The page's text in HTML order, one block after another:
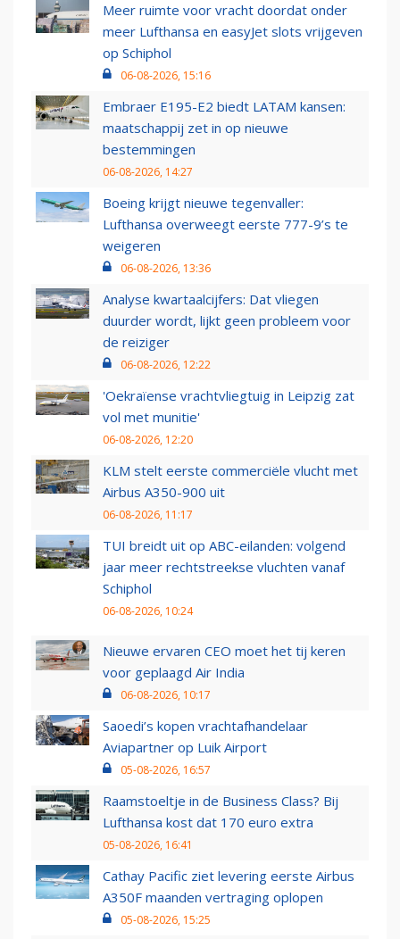
Meer ruimte voor vracht doordat onder
meer Lufthansa en easyJet slots vrijgeven
op Schiphol
06-08-2026, 15:16
Embraer E195-E2 biedt LATAM kansen:
maatschappij zet in op nieuwe
bestemmingen
06-08-2026, 14:27
Boeing krijgt nieuwe tegenvaller:
Lufthansa overweegt eerste 777-9’s te
weigeren
06-08-2026, 13:36
Analyse kwartaalcijfers: Dat vliegen
duurder wordt, lijkt geen probleem voor
de reiziger
06-08-2026, 12:22
'Oekraïense vrachtvliegtuig in Leipzig zat
vol met munitie'
06-08-2026, 12:20
KLM stelt eerste commerciële vlucht met
Airbus A350-900 uit
06-08-2026, 11:17
TUI breidt uit op ABC-eilanden: volgend
jaar meer rechtstreekse vluchten vanaf
Schiphol
06-08-2026, 10:24
Nieuwe ervaren CEO moet het tij keren
voor geplaagd Air India
06-08-2026, 10:17
Saoedi’s kopen vrachtafhandelaar
Aviapartner op Luik Airport
05-08-2026, 16:57
Raamstoeltje in de Business Class? Bij
Lufthansa kost dat 170 euro extra
05-08-2026, 16:41
Cathay Pacific ziet levering eerste Airbus
A350F maanden vertraging oplopen
05-08-2026, 15:25